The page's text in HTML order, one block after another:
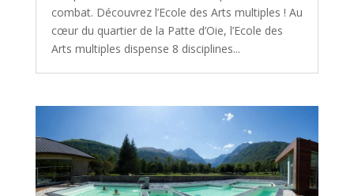
combat. Découvrez l’Ecole des Arts multiples ! Au
cœur du quartier de la Patte d’Oie, l’Ecole des
Arts multiples dispense 8 disciplines...